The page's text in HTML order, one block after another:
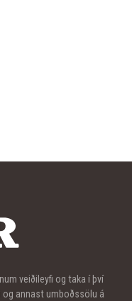
veiðileyfi og taka í því
og annast umboðssölu á